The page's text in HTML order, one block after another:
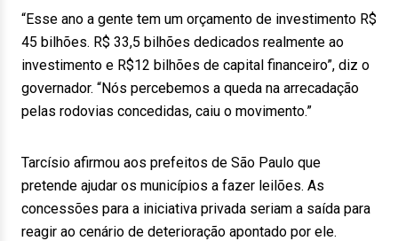
“Esse ano a gente tem um orçamento de investimento R$
45 bilhões. R$ 33,5 bilhões dedicados realmente ao
investimento e R$12 bilhões de capital financeiro”, diz o
governador. “Nós percebemos a queda na arrecadação
pelas rodovias concedidas, caiu o movimento.”
Tarcísio afirmou aos prefeitos de São Paulo que
pretende ajudar os municípios a fazer leilões. As
concessões para a iniciativa privada seriam a saída para
reagir ao cenário de deterioração apontado por ele.